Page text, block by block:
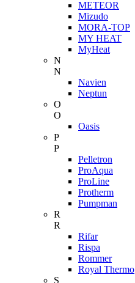
METEOR
Mizudo
MORA-TOP
MY HEAT
MyHeat
N
N
Navien
Neptun
O
O
Oasis
P
P
Pelletron
ProAqua
ProLine
Protherm
Pumpman
R
R
Rifar
Rispa
Rommer
Royal Thermo
S